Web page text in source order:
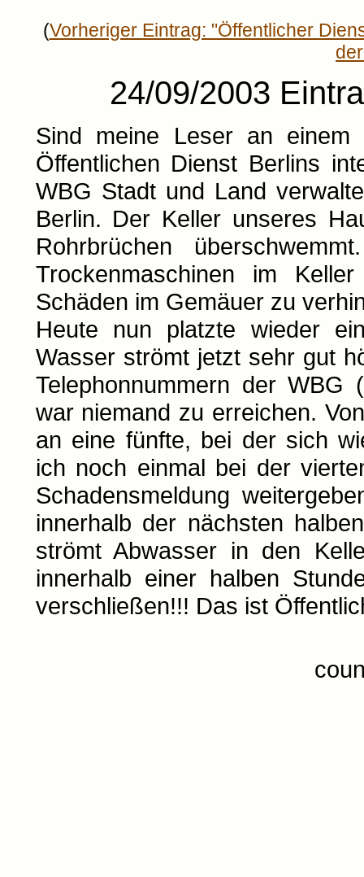
(Vorheriger Eintrag: "Öffentlicher
24/09/2003
Sind meine Leser an einem
Öffentlichen Dienst Berlins
WBG Stadt und Land
Berlin. Der Keller unseres
Rohrbrüchen
Trockenmaschinen im
Schäden im Gemäuer zu
Heute nun platzte wieder
Wasser strömt jetzt sehr gut
Telephonnummern der WBG
war niemand zu erreichen.
an eine fünfte, bei der sich
ich noch einmal bei der
Schadensmeldung
innerhalb der nächsten
strömt Abwasser in den
innerhalb einer halben
verschließen!!! Das ist